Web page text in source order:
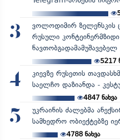
3
ვოლოდიმირ ზელენსკის
რუსული
ნავთობგადამამუშავებელ
5217
4
კიევზე რუსეთის
საელჩო დაზიანდა -
4847ნახვა
5
უკრაინის ძალებმა
სამხედრო ობიექტებზე
4788ნახვა